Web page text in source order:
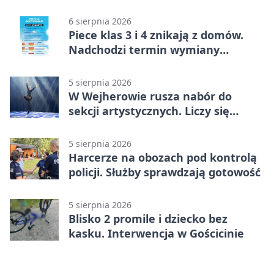
6 sierpnia 2026
Piece klas 3 i 4 znikają z domów.
Nadchodzi termin wymiany
5 sierpnia 2026
W Wejherowie rusza nabór do
sekcji artystycznych. Liczy się
5 sierpnia 2026
Harcerze na obozach pod kontrolą
policji. Służby sprawdzają gotowość
5 sierpnia 2026
Blisko 2 promile i dziecko bez
kasku. Interwencja w Gościcinie